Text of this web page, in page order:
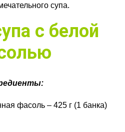
супа.
с белой
фасоль – 425 г (1 банка)